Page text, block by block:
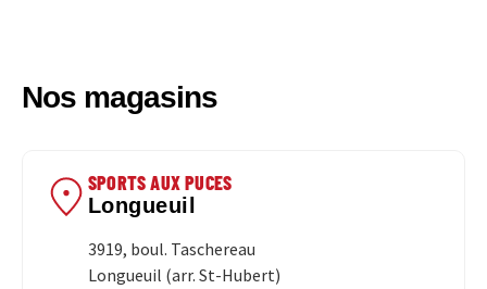
Nos magasins
SPORTS AUX PUCES
Longueuil
3919, boul. Taschereau
Longueuil (arr. St-Hubert)